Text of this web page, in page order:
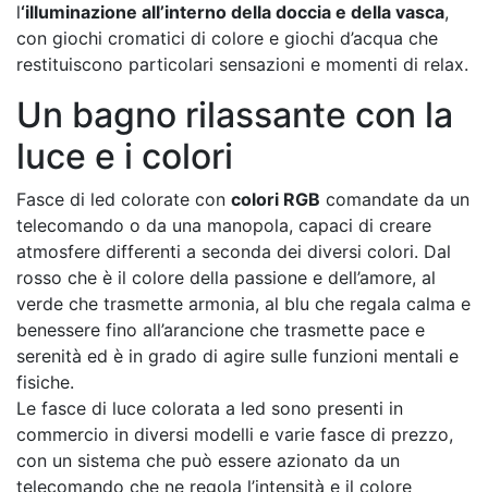
l‘illuminazione all’interno della doccia e della vasca,
con giochi cromatici di colore e giochi d’acqua che
restituiscono particolari sensazioni e momenti di relax.
Un bagno rilassante con la
luce e i colori
Fasce di led colorate con colori RGB comandate da un
telecomando o da una manopola, capaci di creare
atmosfere differenti a seconda dei diversi colori. Dal
rosso che è il colore della passione e dell’amore, al
verde che trasmette armonia, al blu che regala calma e
benessere fino all’arancione che trasmette pace e
serenità ed è in grado di agire sulle funzioni mentali e
fisiche.
Le fasce di luce colorata a led sono presenti in
commercio in diversi modelli e varie fasce di prezzo,
con un sistema che può essere azionato da un
telecomando che ne regola l’intensità e il colore